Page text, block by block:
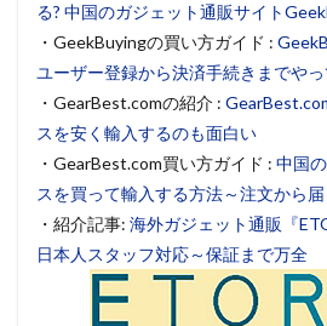
る? 中国のガジェット通販サイト
・GeekBuyingの買い方ガイド :
ユーザー登録から決済手続きまでや
・GearBest.comの紹介 :
スを安く輸入するのも面白い
・GearBest.com買い方ガイド : 中国
スを買って輸入する方法～注文から
・紹介記事: 海外ガジェット通販『
日本人スタッフ対応～保証まで万全